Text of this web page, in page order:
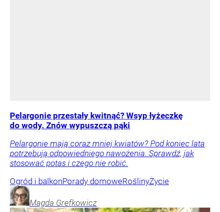
Pelargonie przestały kwitnąć? Wsyp łyżeczkę
do wody. Znów wypuszczą pąki
Pelargonie mają coraz mniej kwiatów? Pod koniec lata
potrzebują odpowiedniego nawożenia. Sprawdź, jak
stosować potas i czego nie robić.
Ogród i balkonPorady domoweRoślinyŻycie
Magda Grefkowicz